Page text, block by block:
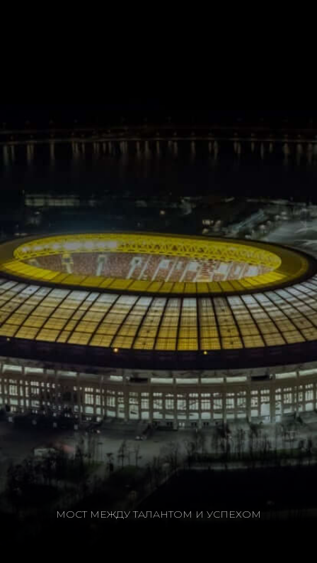
МОСТ МЕЖДУ ТАЛАНТОМ И УСПЕХОМ